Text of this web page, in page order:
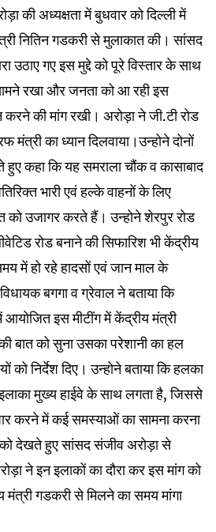
की अध्यक्षता में बुधवार को दिल्ली में
नितिन गडकरी से मुलाकात की। सांसद
उठाए गए इस मुद्दे को पूरे विस्तार के साथ
रखा और जनता को आ रही इस
करने की मांग रखी। अरोड़ा ने जी.टी रोड
मंत्री का ध्यान दिलवाया।उन्होने दोनों
हुए कहा कि यह समराला चौंक व कासाबाद
भारी एवं हल्के वाहनों के लिए
उजागर करते हैं। उन्होने शेरपुर रोड
रोड बनाने की सिफारिश भी केंद्रीय
में हो रहे हादसों एवं जान माल के
बगगा व ग्रेवाल ने बताया कि
इस मीटींग में केंद्रीय मंत्री
बात को सुना उसका परेशानी का हल
को निर्देश दिए। उन्होने बताया कि हलका
इलाका मुख्य हाईवे के साथ लगता है, जिससे
करने में कई समस्याओं का सामना करना
देखते हुए सांसद संजीव अरोड़ा से
ने इन इलाकों का दौरा कर इस मांग को
गडकरी से मिलने का समय मांगा